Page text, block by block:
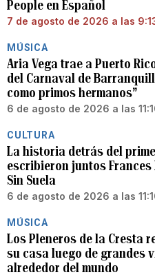
People en Español
7 de agosto de 2026 a las
MÚSICA
Aria Vega trae a Puerto
del Carnaval de
como primos hermanos”
6 de agosto de 2026 a las
CULTURA
La historia detrás del
escribieron juntos Frances
Sin Suela
6 de agosto de 2026 a las
MÚSICA
Los Pleneros de la Cresta
su casa luego de grandes
alrededor del mundo